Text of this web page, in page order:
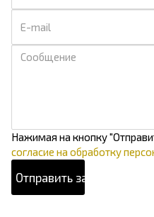
Нажимая на кнопку
согласие на обработку